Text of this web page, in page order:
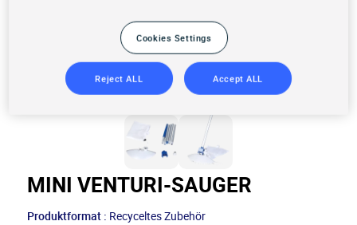
MINI VENTURI-SAUGER
Produktformat : Recyceltes Zubehör
Cookies Settings
Reject ALL Accept ALL